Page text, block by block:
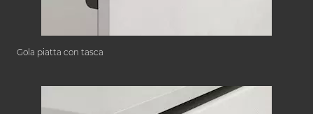
Gola piatta con tasca